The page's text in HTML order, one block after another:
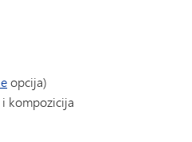
opcija)
kompozicija